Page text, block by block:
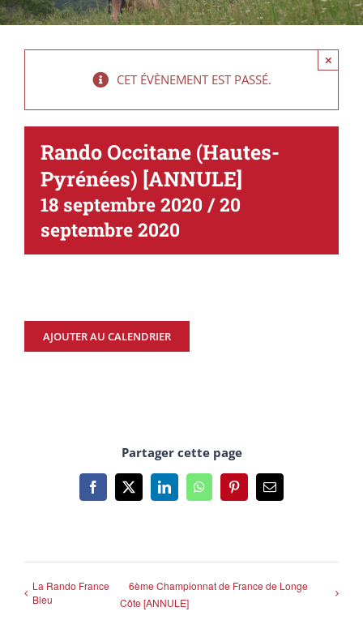
CET ÉVÈNEMENT EST PASSÉ.
×
Rando Occitane (Hautes-
Pyrénées) [ANNULE]
18 septembre 2020 /20
septembre 2020
AJOUTER AU CALENDRIER
Partager cette page
Facebook
X LinkedInWhatsAppPinterestEmail
La Rando France
Bleu
6ème Championnat de France de Longe
Côte [ANNULE]